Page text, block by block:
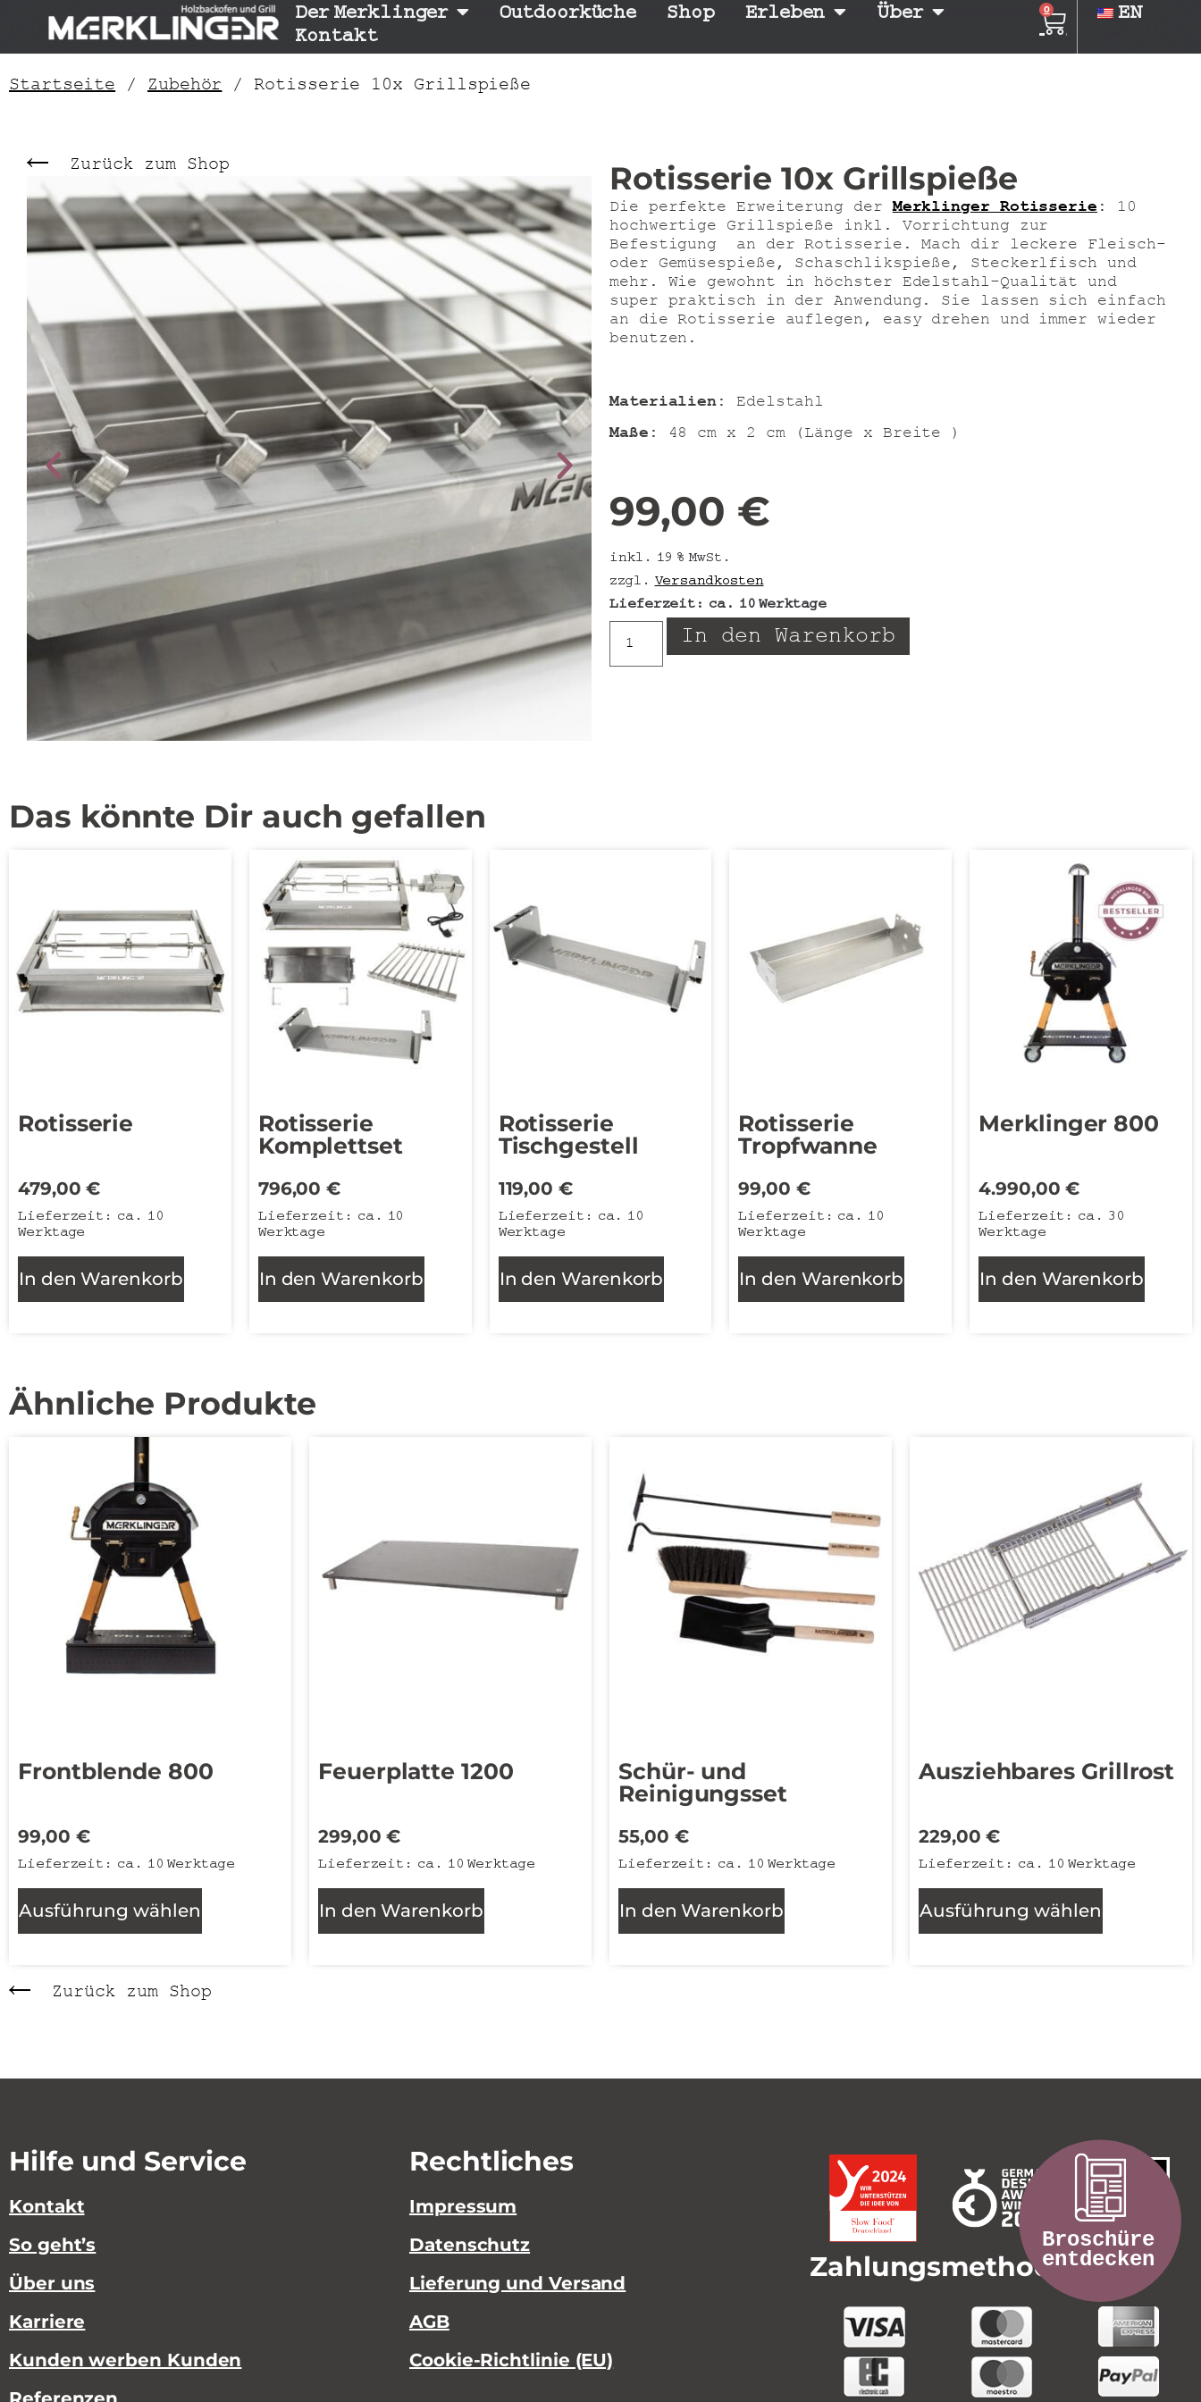
Der Merklinger Outdoorküche Shop Erleben
Über
Kontakt
0 EN
Startseite / Zubehör / Rotisserie 10x Grillspieße
Zurück zum Shop Rotisserie 10x Grillspieße
Die perfekte Erweiterung derMerklinger Rotisserie : 10
hochwertige Grillspieße inkl. Vorrichtung zur
Befestigung an der Rotisserie.
Mach dir leckere Fleisch-
oder Gemüsespieße, Schaschlikspieße, Steckerlfisch und
mehr. Wie gewohnt in höchster Edelstahl-Qualität und
super praktisch in der Anwendung. Sie lassen sich einfach
an die Rotisserie auflegen, easy drehen und immer wieder
benutzen.
Materialien : Edelstahl
Maße : 48 cm x 2 cm (Länge x Breite )
99,00 €
inkl. 19 % MwSt.
zzgl. Versandkosten
Lieferzeit: ca. 10 Werktage
In den Warenkorb
Das könnte Dir auch gefallen
Rotisserie
479,00€
Lieferzeit: ca. 10
Werktage
In den Warenkorb
Rotisserie
Komplettset
796,00€
Lieferzeit: ca. 10
Werktage
In den Warenkorb
Rotisserie
Tischgestell
119,00€
Lieferzeit: ca. 10
Werktage
In den Warenkorb
Rotisserie
Tropfwanne
99,00 €
Lieferzeit: ca. 10
Werktage
In den Warenkorb
Merklinger 800
4.990,00€
Lieferzeit: ca. 30
Werktage
In den Warenkorb
Ähnliche Produkte
Frontblende 800
99,00 €
Lieferzeit: ca. 10 Werktage
Ausführung wählen
Feuerplatte 1200
299,00€
Lieferzeit: ca. 10 Werktage
In den Warenkorb
Schür- und
Reinigungsset
55,00 €
Lieferzeit: ca. 10 Werktage
In den Warenkorb
Ausziehbares Grillrost
229,00€
Lieferzeit: ca. 10 Werktage
Ausführung wählen
Zurück zum Shop
Hilfe und Service
Kontakt
So geht’s
Über uns
Karriere
Kunden werben Kunden
Rechtliches
Impressum
Datenschutz
Lieferung und Versand
AGB
Cookie-Richtlinie (EU)
Zahlungsmethoden